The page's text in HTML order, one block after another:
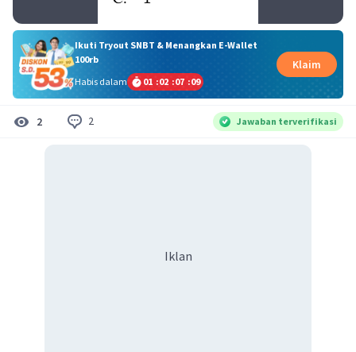
Ikuti Tryout SNBT & Menangkan E-Wallet
100rb
Habis dalam
01 :02 :07 :09
Klaim
2 2 Jawaban terverifikasi
Iklan